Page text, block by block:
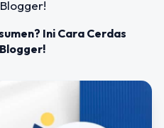
Ini Cara Cerdas